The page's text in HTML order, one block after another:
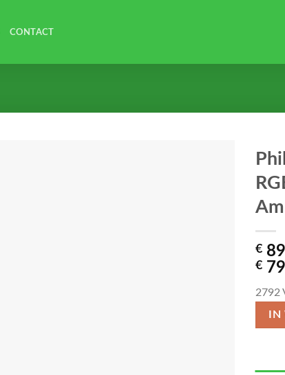
CONTACT
€
€
2792